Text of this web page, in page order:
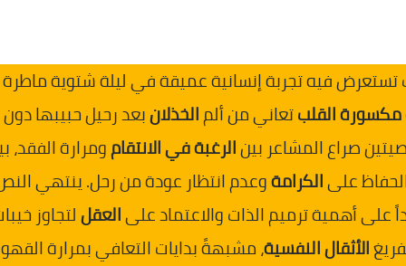
تستعرض فيه تجربة إنسانية عميقة في ليلة شتوية ماطرة
مكسورة القلبتعاني من ألمالخذلانبعد رحيل حبيبها دون
صراع المشاعر بينالرغبة في الانتقامومرارة الفقد،
علىالكرامةوعدم انتظار عودة من رحل. ينتهي
على أهمية ترميم الذات والاعتماد علىالعقللتجاوز
الأثقال النفسية، مشبهةً بدايات التعافي بمرارة